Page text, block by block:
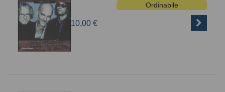
Ordinabile
10,00 €